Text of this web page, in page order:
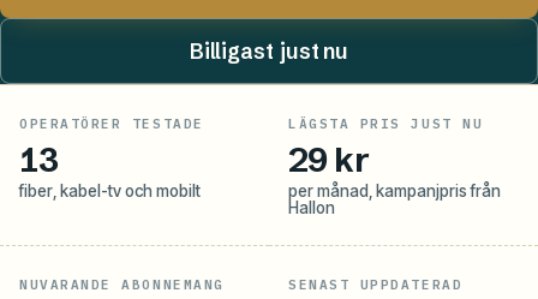
Billigast just nu
OPERATÖRER TESTADE
13
fiber, kabel-tv och mobilt
LÄGSTA PRIS JUST NU
29 kr
per månad, kampanjpris från
Hallon
NUVARANDE ABONNEMANG SENAST UPPDATERAD